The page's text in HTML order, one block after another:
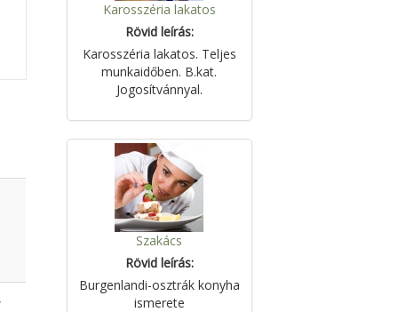
Karosszéria lakatos
Rövid leírás:
Karosszéria lakatos. Teljes
munkaidőben. B.kat.
Jogosítvánnyal.
Szakács
Rövid leírás:
Burgenlandi-osztrák konyha
ismerete